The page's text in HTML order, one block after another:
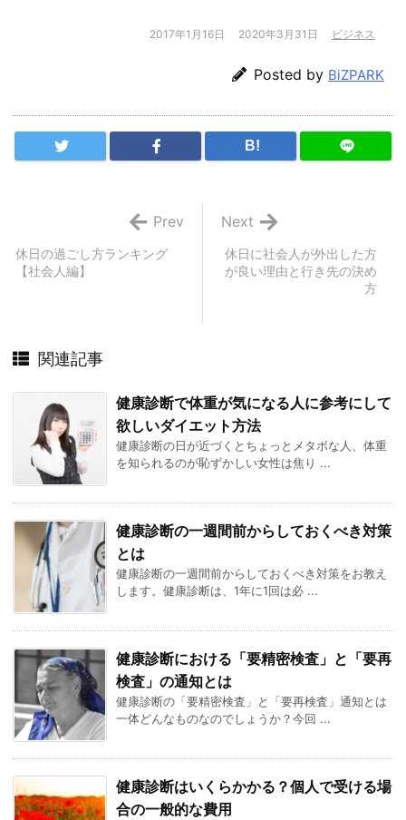
2017年1月16日 2020年3月31日 ビジネス
Posted by BiZPARK
B!
休日に社会人が外出した方
が良い理由と行き先の決め
方
Next
休日の過ごし方ランキング
【社会人編】
Prev
関連記事
健康診断で体重が気になる人に参考にして
欲しいダイエット方法
健康診断の日が近づくとちょっとメタボな人、体重
を知られるのが恥ずかしい女性は焦り ...
健康診断の一週間前からしておくべき対策
とは
健康診断の一週間前からしておくべき対策をお教え
します。健康診断は、1年に1回は必 ...
健康診断における「要精密検査」と「要再
検査」の通知とは
健康診断の「要精密検査」と「要再検査」通知とは
一体どんなものなのでしょうか？今回 ...
健康診断はいくらかかる？個人で受ける場
合の一般的な費用